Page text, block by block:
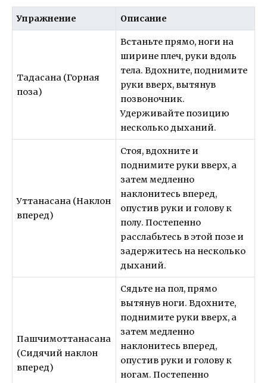
Упражнение Описание
Тадасана (Горная
поза)
Встаньте прямо, ноги на
ширине плеч, руки вдоль
тела. Вдохните, поднимите
руки вверх, вытянув
позвоночник.
Удерживайте позицию
несколько дыханий.
Уттанасана (Наклон
вперед)
Стоя, вдохните и
поднимите руки вверх, а
затем медленно
наклонитесь вперед,
опустив руки и голову к
полу. Постепенно
расслабьтесь в этой позе и
задержитесь на несколько
дыханий.
Пашчимоттанасана
(Сидячий наклон
вперед)
Сядьте на пол, прямо
вытянув ноги. Вдохните,
поднимите руки вверх, а
затем медленно
наклонитесь вперед,
опустив руки и голову к
ногам. Постепенно